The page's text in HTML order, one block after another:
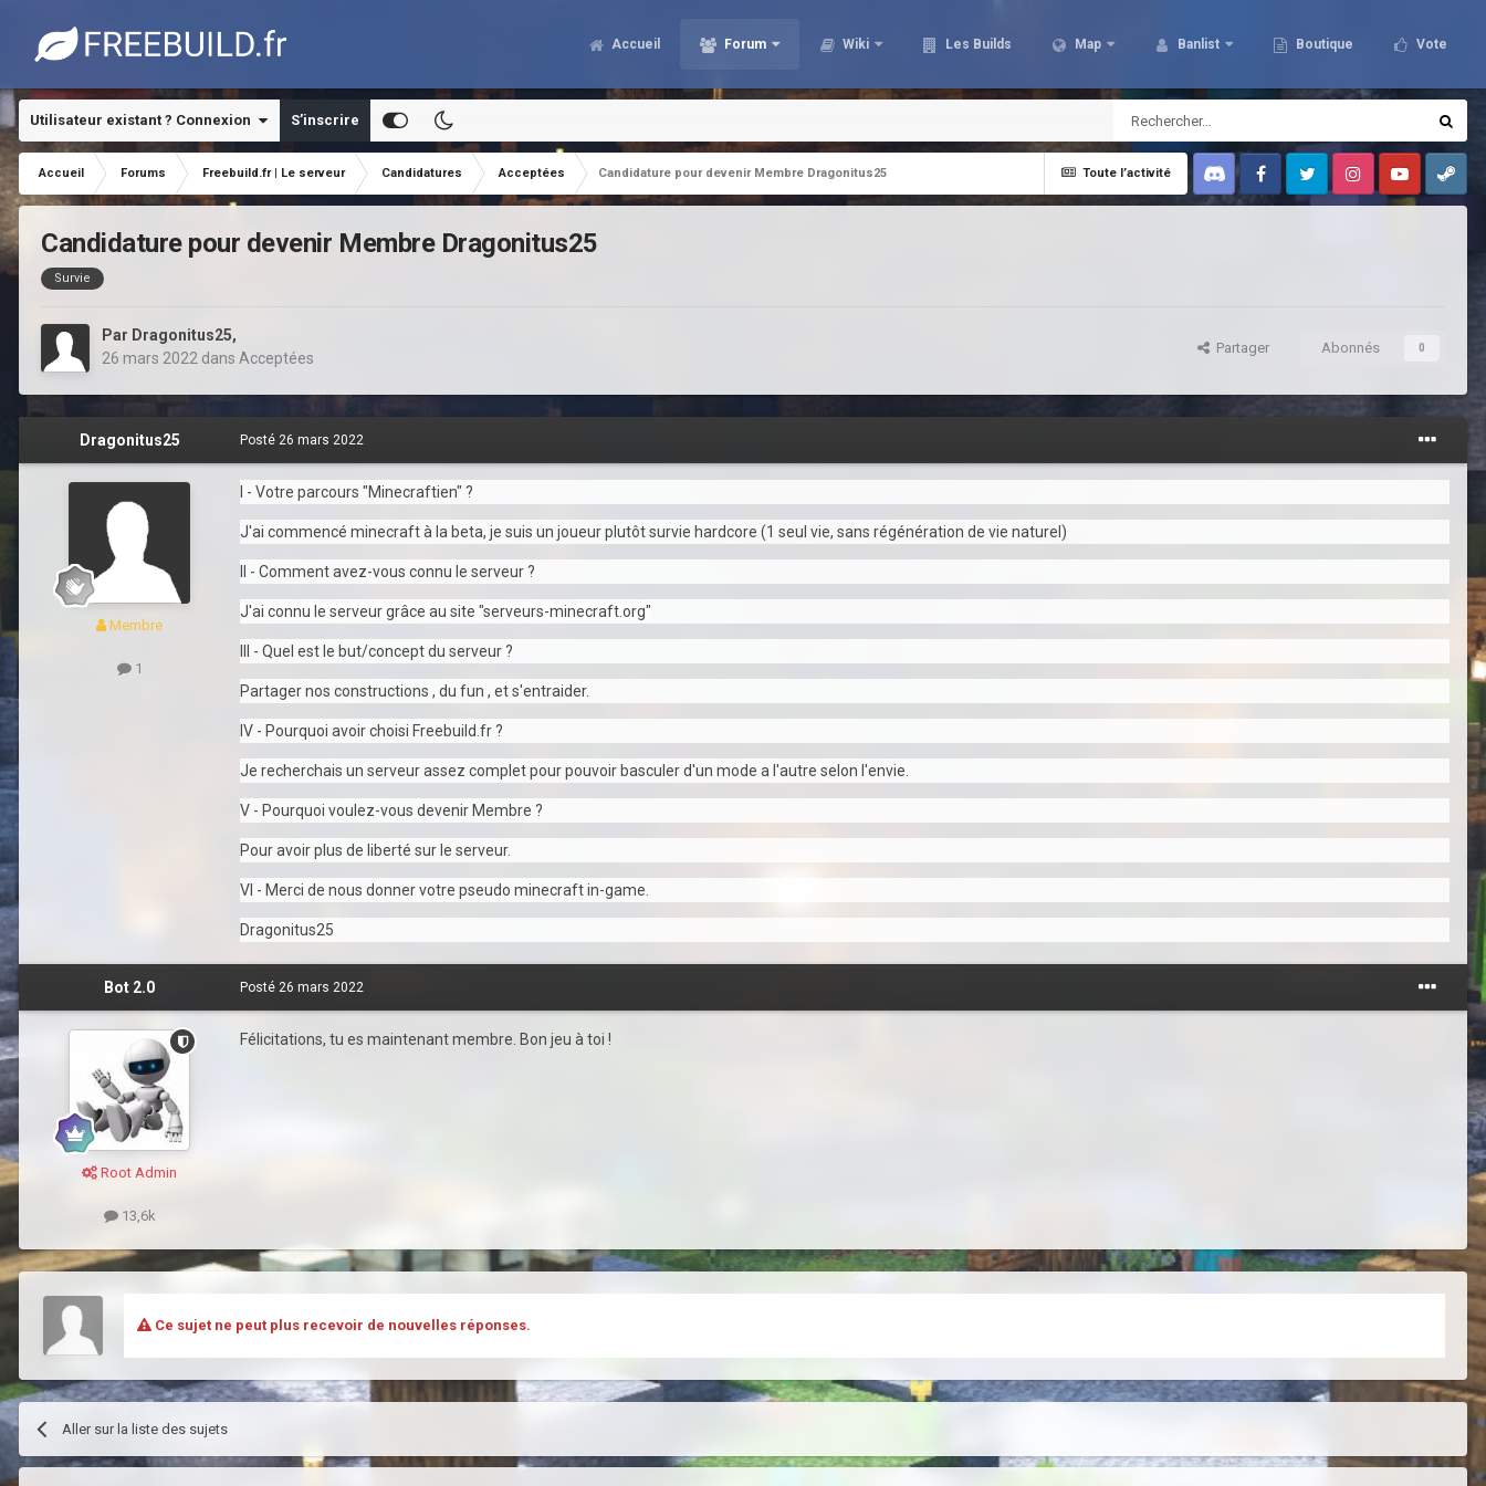
Accueil Forum Wiki Les Builds Map Banlist Boutique Vote
Utilisateur existant ? Connexion S’inscrire
Toute l’activité
Accueil Forums Freebuild.fr | Le serveur Candidatures Acceptées
Candidature pour devenir Membre Dragonitus25
Discord FacebookTwitter InstagramYoutubeSteam
Candidature pour devenir Membre Dragonitus25
Survie
Par Dragonitus25,
26 mars 2022 dans Acceptées
Partager Abonnés 0
Dragonitus25
Membre
1
Posté 26 mars 2022
I - Votre parcours "Minecraftien" ?
J'ai commencé minecraft à la beta, je suis un joueur plutôt survie hardcore (1 seul vie, sans régénération de vie naturel)
II - Comment avez-vous connu le serveur ?
J'ai connu le serveur grâce au site "serveurs-minecraft.org"
III - Quel est le but/concept du serveur ?
Partager nos constructions , du fun , et s'entraider.
IV - Pourquoi avoir choisi Freebuild.fr ?
Je recherchais un serveur assez complet pour pouvoir basculer d'un mode a l'autre selon l'envie.
V - Pourquoi voulez-vous devenir Membre ?
Pour avoir plus de liberté sur le serveur.
VI - Merci de nous donner votre pseudo minecraft in-game.
Dragonitus25
Bot 2.0
Root Admin
13,6k
Posté 26 mars 2022
Félicitations, tu es maintenant membre. Bon jeu à toi !
Ce sujet ne peut plus recevoir de nouvelles réponses.
Aller sur la liste des sujets